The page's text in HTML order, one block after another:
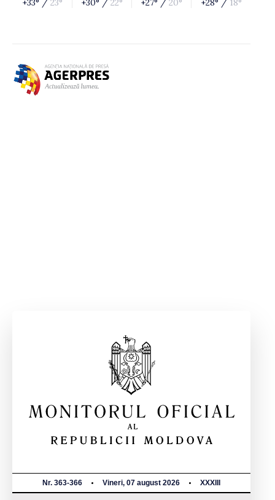
+33° / 23° +30° / 22° +27° / 20° +28° / 18°
Nr. 363-366 Vineri, 07 august 2026 XXXIII